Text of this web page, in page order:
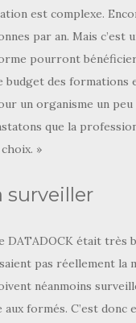
est complexe.
par an. Mais c’est
pourront
budget des formations
un organisme un
que la
»
surveiller
était très
pas réellement
néanmoins
aux formés. C’est